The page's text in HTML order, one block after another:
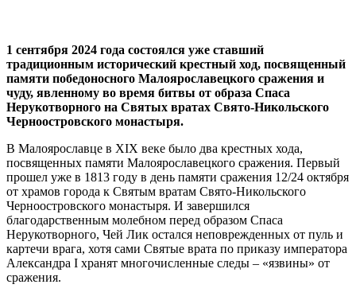
1 сентября 2024 года состоялся уже ставший
традиционным исторический крестный ход, посвященный
памяти победоносного Малоярославецкого сражения и
чуду, явленному во время битвы от образа Спаса
Нерукотворного на Святых вратах Свято-Никольского
Черноостровского монастыря.
В Малоярославце в XIX веке было два крестных хода,
посвященных памяти Малоярославецкого сражения. Первый
прошел уже в 1813 году в день памяти сражения 12/24 октября
от храмов города к Святым вратам Свято-Никольского
Черноостровского монастыря. И завершился
благодарственным молебном перед образом Спаса
Нерукотворного, Чей Лик остался неповрежденных от пуль и
картечи врага, хотя сами Святые врата по приказу императора
Александра I хранят многочисленные следы – «язвины» от
сражения.